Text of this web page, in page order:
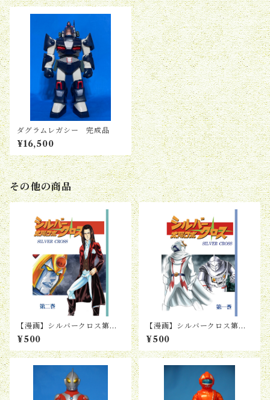
ダグラムレガシー 完成品
¥16,500
その他の商品
【漫画】シルバークロス第２
巻
¥500
【漫画】シルバークロス第１
巻
¥500